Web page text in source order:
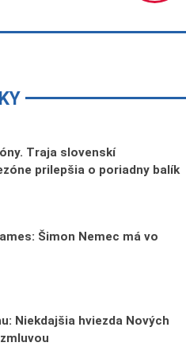
Traja slovenskí
prilepšia o poriadny balík
Šimon Nemec má vo
Niekdajšia hviezda Nových